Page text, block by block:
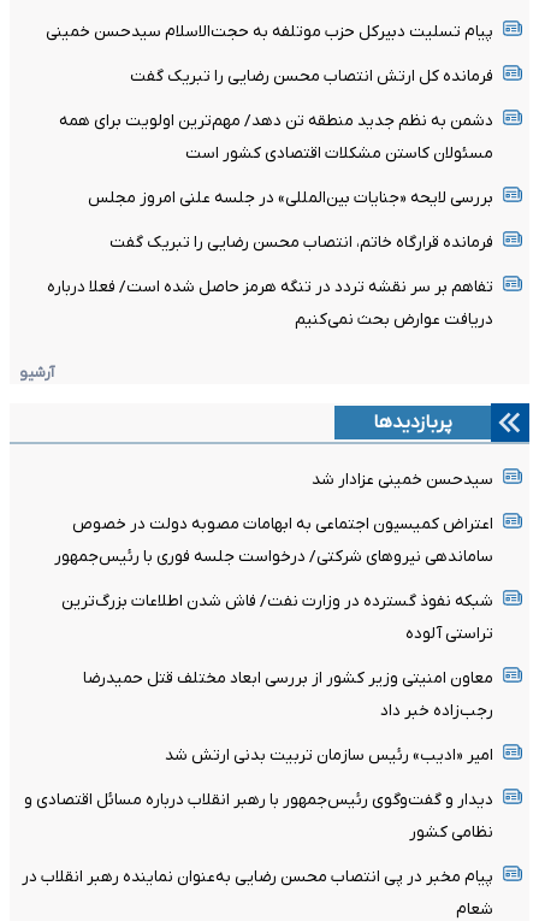
پیام تسلیت دبیرکل حزب موتلفه به حجت‌الاسلام سیدحسن خمینی
فرمانده کل ارتش انتصاب محسن رضایی را تبریک گفت
دشمن به نظم جدید منطقه تن دهد/ مهم‌ترین اولویت برای همه
مسئولان کاستن مشکلات اقتصادی کشور است
بررسی لایحه «جنایات بین‌المللی» در جلسه علنی امروز مجلس
فرمانده قرارگاه خاتم، انتصاب محسن رضایی را تبریک گفت
تفاهم بر سر نقشه تردد در تنگه هرمز حاصل شده است/ فعلا درباره
دریافت عوارض بحث نمی‌کنیم
آرشیو
پربازدیدها
سیدحسن خمینی عزادار شد
اعتراض کمیسیون اجتماعی به ابهامات مصوبه دولت در خصوص
ساماندهی نیروهای شرکتی/ درخواست جلسه فوری با رئیس‌جمهور
شبکه نفوذ گسترده در وزارت نفت/ فاش شدن اطلاعات بزرگ‌ترین
تراستی‌ آلوده
معاون امنیتی وزیر کشور از بررسی ابعاد مختلف قتل حمیدرضا
رجب‌زاده خبر داد
امیر «ادیب» رئیس سازمان تربیت بدنی ارتش شد
دیدار و گفت‌وگوی رئیس‌جمهور با رهبر انقلاب درباره مسائل اقتصادی و
نظامی کشور
پیام مخبر در پی انتصاب محسن رضایی به‌عنوان نماینده رهبر انقلاب در
شعام